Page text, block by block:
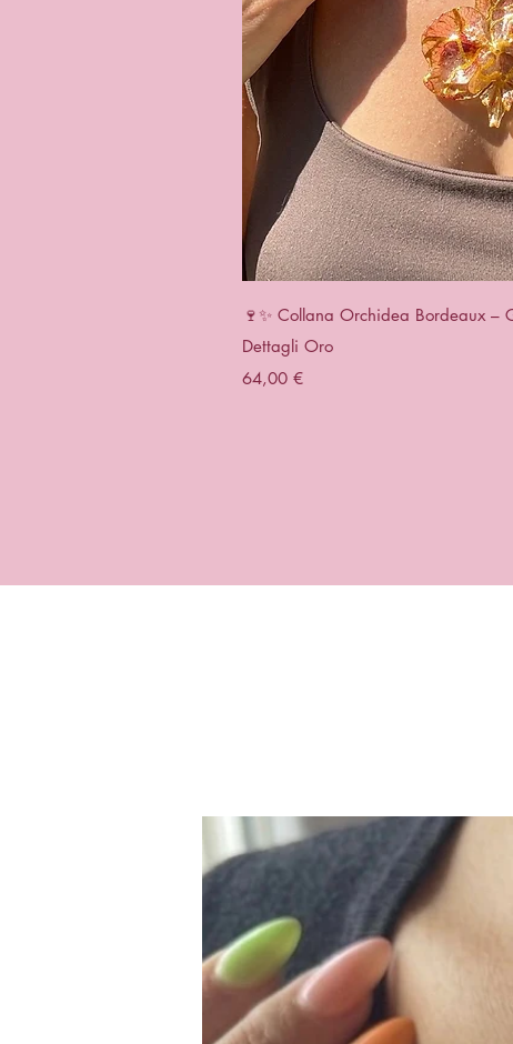
Vista
🍷✨ Collana Orchidea Bordeaux –
Dettagli Oro
Prezzo
64,00 €